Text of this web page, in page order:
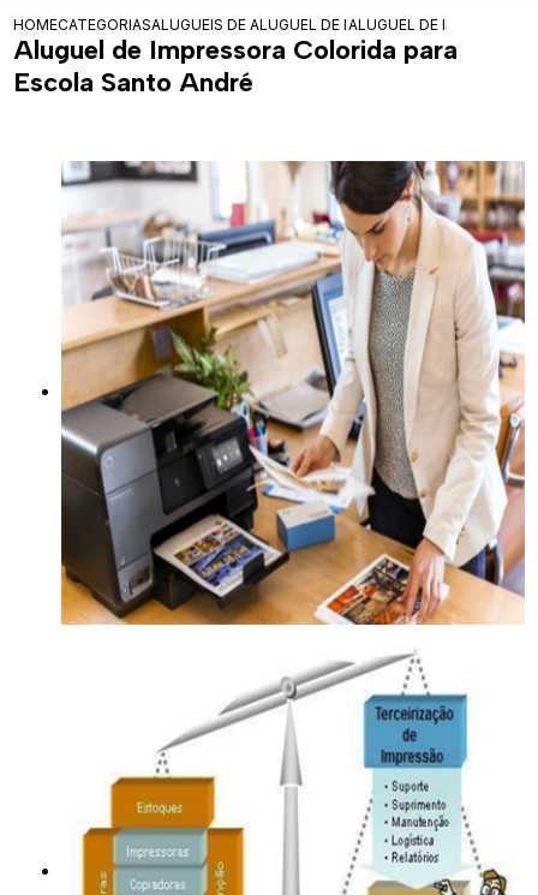
HOMECATEGORIASALUGUEIS DE IMPRESSORAS
ALUGUEL DE IMPRESSORA
ALUGUEL DE
Aluguel de Impressora Colorida para
Escola Santo André